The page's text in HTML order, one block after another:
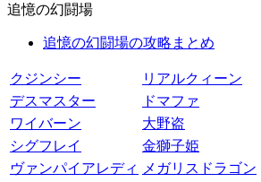
追憶の幻闘場
追憶の幻闘場の攻略まとめ
クジンシー
リアルクィーン
デスマスター
ドマファ
ワイバーン
大野盗
シグフレイ
金獅子姫
ヴァンパイアレディ
メガリスドラゴン